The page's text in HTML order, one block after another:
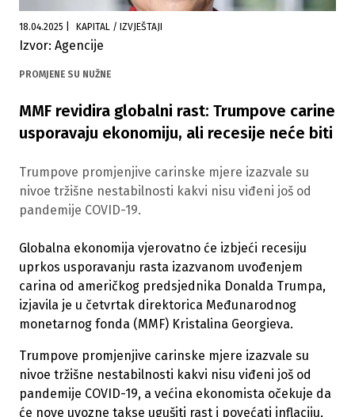
18.04.2025 KAPITAL / IZVJEŠTAJI
Izvor: Agencije
PROMJENE SU NUŽNE
MMF revidira globalni rast: Trumpove carine
usporavaju ekonomiju, ali recesije neće biti
Trumpove promjenjive carinske mjere izazvale su
nivoe tržišne nestabilnosti kakvi nisu viđeni još od
pandemije COVID-19.
Globalna ekonomija vjerovatno će izbjeći recesiju
uprkos usporavanju rasta izazvanom uvođenjem
carina od američkog predsjednika Donalda Trumpa,
izjavila je u četvrtak direktorica Međunarodnog
monetarnog fonda (MMF) Kristalina Georgieva.
Trumpove promjenjive carinske mjere izazvale su
nivoe tržišne nestabilnosti kakvi nisu viđeni još od
pandemije COVID-19, a većina ekonomista očekuje da
će nove uvozne takse ugušiti rast i povećati inflaciju,